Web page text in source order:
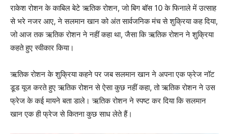
राकेश रोशन के काबिल बेटे ऋतिक रोशन, जो बिग बॉस 10 के फिनाले में उत्‍साह
से भरे नजर आए, ने सलमान खान को अंत सार्वजनिक मंच से शुक्रिया कह दिया,
जो आज तक ऋतिक रोशन ने नहीं कहा था, जैसा कि ऋतिक रोशन ने शुक्रिया
कहते हुए स्‍वीकार किया।
ऋतिक रोशन के शुक्रिया कहने पर जब सलमान खान ने अपना एक फ्रेज नॉट
डूड यूज करते हुए ऋतिक रोशन से ऐसा कुछ नहीं कहा, तो ऋतिक रोशन ने उस
फ्रेज के कई मायने बता डाले। ऋतिक रोशन ने स्‍पष्‍ट कर दिया कि सलमान
खान एक ही फ्रेज से कितना कुछ साध लेते हैं।